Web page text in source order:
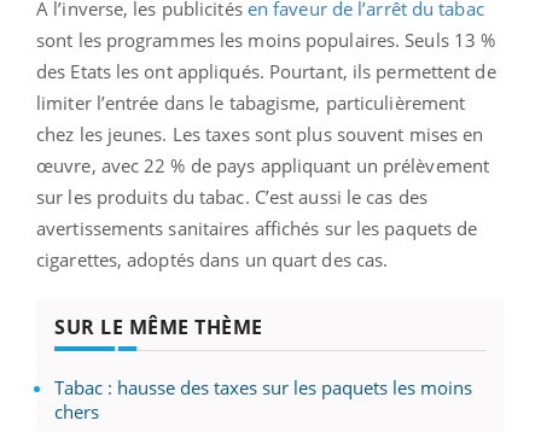
A l’inverse, les publicités en faveur de l’arrêt du tabac
sont les programmes les moins populaires. Seuls 13 %
des Etats les ont appliqués. Pourtant, ils permettent de
limiter l’entrée dans le tabagisme, particulièrement
chez les jeunes. Les taxes sont plus souvent mises en
œuvre, avec 22 % de pays appliquant un prélèvement
sur les produits du tabac. C’est aussi le cas des
avertissements sanitaires affichés sur les paquets de
cigarettes, adoptés dans un quart des cas.
SUR LE MÊME THÈME
Tabac : hausse des taxes sur les paquets les moins
chers